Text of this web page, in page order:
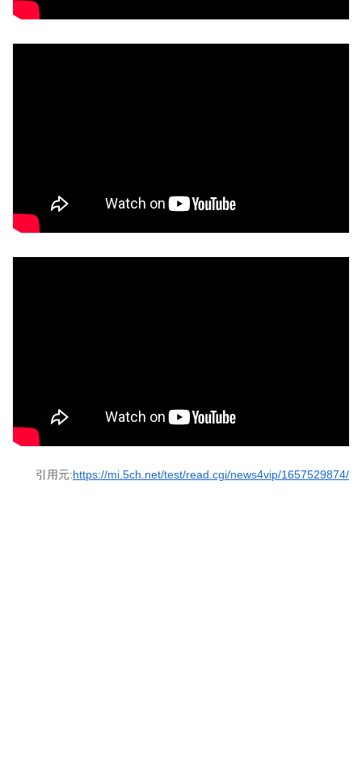
引用元:https://mi.5ch.net/test/read.cgi/news4vip/1657529874/